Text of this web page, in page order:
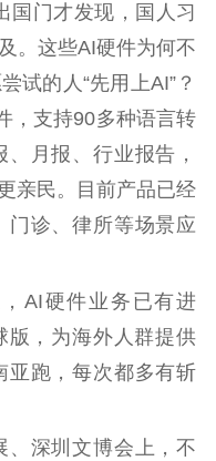
国门才发现，国人习
。这些AI硬件为何不
试的人“先用上AI”？
，支持90多种语言转
月报、行业报告，
亲民。目前产品已经
门诊、律所等场景应
AI硬件业务已有进
版，为海外人群提供
亚跑，每次都多有斩
深圳文博会上，不